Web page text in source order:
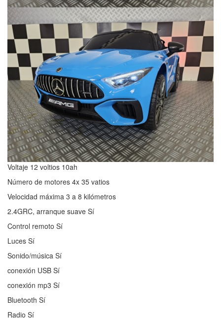
Voltaje 12 voltios 10ah
Número de motores 4x 35 vatios
Velocidad máxima 3 a 8 kilómetros
2.4GRC, arranque suave Sí
Control remoto Sí
Luces Sí
Sonido/música Sí
conexión USB Sí
conexión mp3 Sí
Bluetooth Sí
Radio Sí